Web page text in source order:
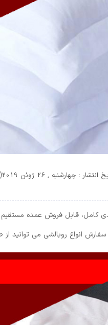
انتشار : چهارشنبه , 26 ژوئن 2019
کامل، قابل فروش عمده
سفارش انواع روبالشی می توانید